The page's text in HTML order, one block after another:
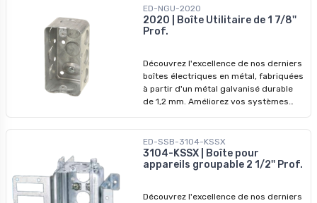
surpasser les modèles précédents. Ne
manquez pas nos prix imbattables -
profitez-en pour révolutionner vos
ED-NGU-2020
2020 | Boîte Utilitaire de 1 7/8''
Prof.
Découvrez l'excellence de nos derniers
boîtes électriques en métal, fabriquées
à partir d'un métal galvanisé durable
de 1,2 mm. Améliorez vos systèmes
surpasser les modèles précédents. Ne
manquez pas nos prix imbattables -
profitez-en pour révolutionner vos
ED-SSB-3104-KSSX
3104-KSSX | Boîte pour
appareils groupable 2 1/2'' Prof.
Découvrez l'excellence de nos derniers